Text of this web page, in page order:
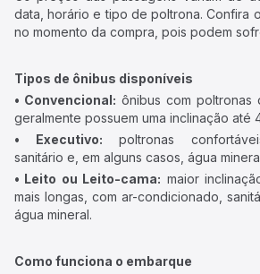
data, horário e tipo de poltrona. Confira
no momento da compra, pois podem
Tipos de ônibus disponíveis
• Convencional: ônibus com poltronas
geralmente possuem uma inclinação até
• Executivo: poltronas
sanitário e, em alguns casos, água
• Leito ou Leito-cama: maior
mais longas, com ar-condicionado,
água mineral.
Como funciona o embarque